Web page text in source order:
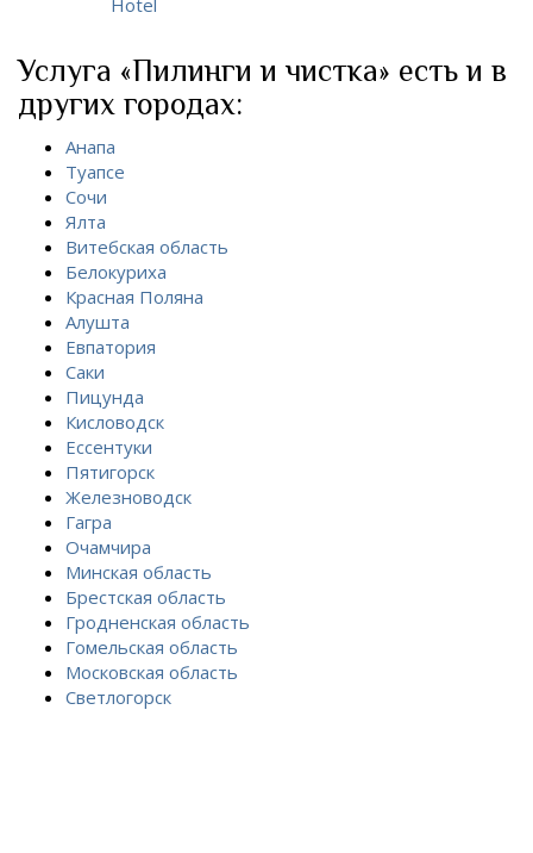
Услуга «Пилинги и чистка» есть и в
других городах:
Анапа
Туапсе
Сочи
Ялта
Витебская область
Белокуриха
Красная Поляна
Алушта
Евпатория
Саки
Пицунда
Кисловодск
Ессентуки
Пятигорск
Железноводск
Гагра
Очамчира
Минская область
Брестская область
Гродненская область
Гомельская область
Московская область
Светлогорск